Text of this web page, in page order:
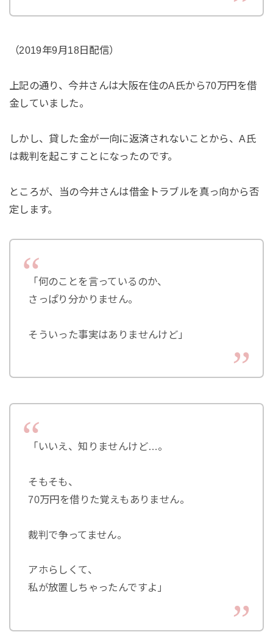
（2019年9月18日配信）
上記の通り、今井さんは大阪在住のA氏から70万円を借
金していました。
しかし、貸した金が一向に返済されないことから、A氏
は裁判を起こすことになったのです。
ところが、当の今井さんは借金トラブルを真っ向から否
定します。
「何のことを言っているのか、
さっぱり分かりません。
そういった事実はありませんけど」
「いいえ、知りませんけど…。
そもそも、
70万円を借りた覚えもありません。
裁判で争ってません。
アホらしくて、
私が放置しちゃったんですよ」